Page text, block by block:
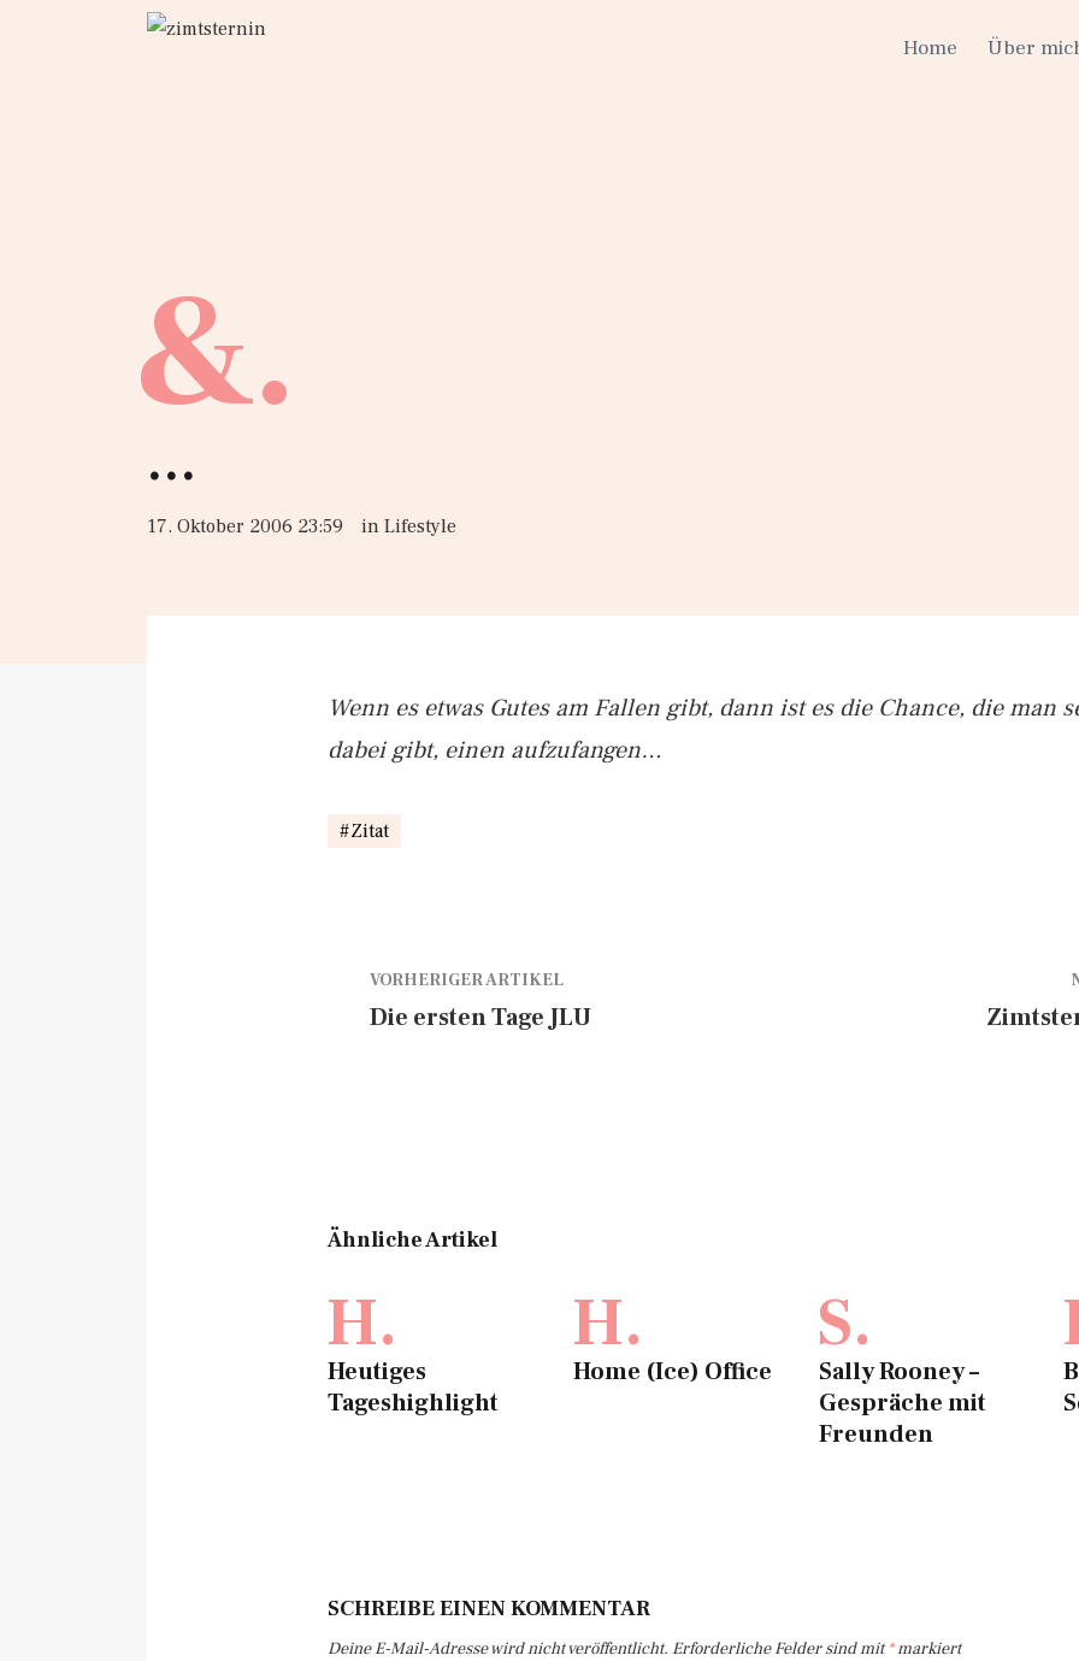
Home Über
&.
…
17. Oktober 2006 23:59 in Lifestyle
Wenn es etwas Gutes am Fallen gibt, dann ist es die Chance, die man
dabei gibt, einen aufzufangen…
Zitat
VORHERIGER ARTIKEL
Die ersten Tage JLU
Ähnliche Artikel
H.
Heutiges
Tageshighlight
H.
Home (Ice) Office
S.
Sally Rooney –
Gespräche mit
Freunden
SCHREIBE EINEN KOMMENTAR
Deine E-Mail-Adresse wird nicht veröffentlicht. Erforderliche Felder sind mit*markiert